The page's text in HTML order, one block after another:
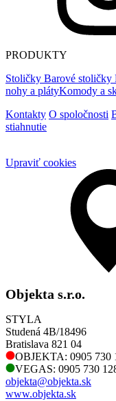
PRODUKTY
Stoličky Barové stoličky
nohy a plátyKomody a
Kontakty O spoločnosti
stiahnutie
Upraviť cookies
Objekta s.r.o.
STYLA
Studená 4B/18496
Bratislava 821 04
OBJEKTA: 0905 730
VEGAS: 0905 730
objekta@objekta.sk
www.objekta.sk